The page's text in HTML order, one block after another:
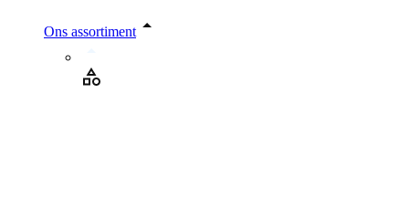
Ons assortiment